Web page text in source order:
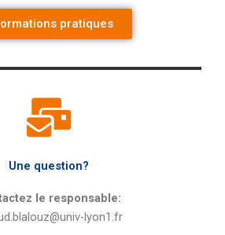
pratiques
Une question?
le responsable:
lyon1.fr